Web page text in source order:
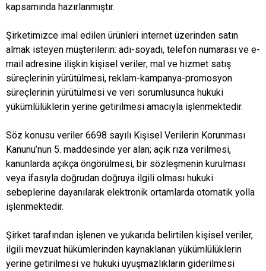
kapsamında hazırlanmıştır.
Şirketimizce imal edilen ürünleri internet üzerinden satın
almak isteyen müşterilerin: adı-soyadı, telefon numarası ve e-
mail adresine ilişkin kişisel veriler; mal ve hizmet satış
süreçlerinin yürütülmesi, reklam-kampanya-promosyon
süreçlerinin yürütülmesi ve veri sorumlusunca hukuki
yükümlülüklerin yerine getirilmesi amacıyla işlenmektedir.
Söz konusu veriler 6698 sayılı Kişisel Verilerin Korunması
Kanunu’nun 5. maddesinde yer alan; açık rıza verilmesi,
kanunlarda açıkça öngörülmesi, bir sözleşmenin kurulması
veya ifasıyla doğrudan doğruya ilgili olması hukuki
sebeplerine dayanılarak elektronik ortamlarda otomatik yolla
işlenmektedir.
Şirket tarafından işlenen ve yukarıda belirtilen kişisel veriler,
ilgili mevzuat hükümlerinden kaynaklanan yükümlülüklerin
yerine getirilmesi ve hukuki uyuşmazlıkların giderilmesi